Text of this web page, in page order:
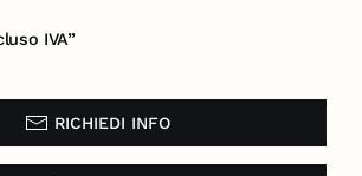
IVA”
RICHIEDI INFO